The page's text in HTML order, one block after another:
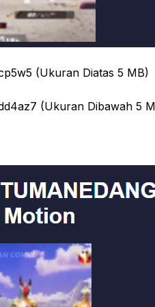
(Ukuran Diatas 5 MB)
(Ukuran Dibawah 5